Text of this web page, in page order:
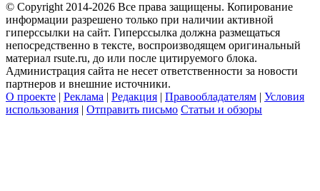
© Copyright 2014-2026 Все права защищены. Копирование
информации разрешено только при наличии активной
гиперссылки на сайт. Гиперссылка должна размещаться
непосредственно в тексте, воспроизводящем оригинальный
материал rsute.ru, до или после цитируемого блока.
Администрация сайта не несет ответственности за новости
партнеров и внешние источники.
О проекте | Реклама | Редакция | Правообладателям | Условия
использования | Отправить письмо Статьи и обзоры